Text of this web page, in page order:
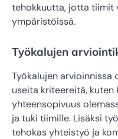
tehokkuutta, jotta tiimit
ympäristöissä.
Työkalujen
Työkalujen
useita kriteereitä,
yhteensopivuus
ja tuki tiimille. Lisäksi
tehokas yhteistyö ja